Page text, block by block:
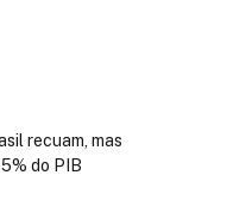
recuam, mas
do PIB